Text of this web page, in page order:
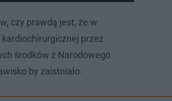
czy prawdą jest, że w
przez
środków z Narodowego
by zaistniało.